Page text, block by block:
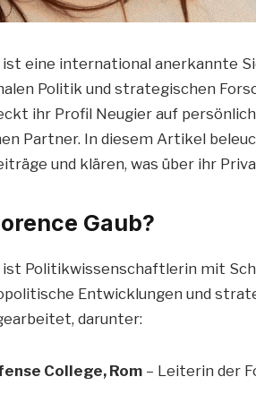
ist eine international anerkannte
Politik und strategischen
ihr Profil Neugier auf
Partner. In diesem Artikel
und klären, was über ihr
Gaub?
ist Politikwissenschaftlerin mit
Entwicklungen und
darunter:
College, Rom – Leiterin der